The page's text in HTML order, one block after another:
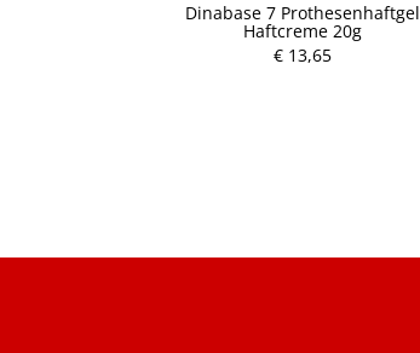
Dinabase 7 Prothesenhaftgel
Haftcreme 20g
€ 13,65